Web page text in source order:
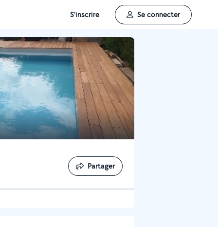
S'inscrire Se connecter
Partager
Partager